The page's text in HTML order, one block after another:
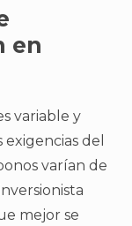
en
variable y
del
varían de
mejor se